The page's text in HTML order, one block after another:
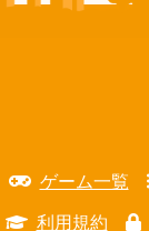
ゲーム一覧
利用規約